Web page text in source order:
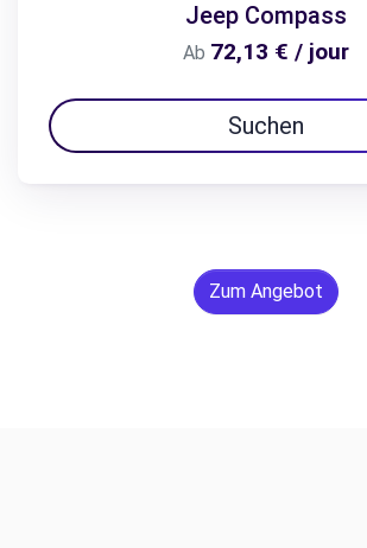
Jeep Compass
Ab 72,13 € / jour
Suchen
Zum Angebot